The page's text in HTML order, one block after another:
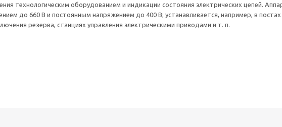
технологическим оборудованием и индикации состояния электрических цепей.
до 660 В и постоянным напряжением до 400 В; устанавливается, например, в
резерва, станциях управления электрическими приводами и т. п.